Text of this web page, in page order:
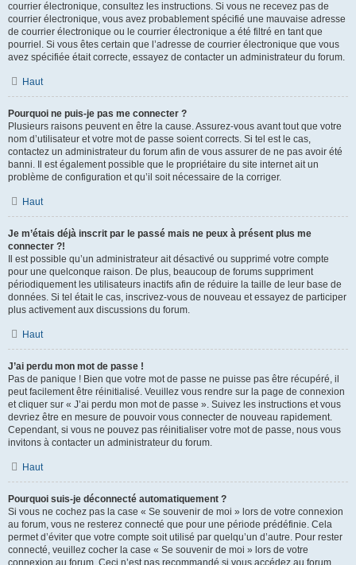
courrier électronique, consultez les instructions. Si vous ne recevez pas de
courrier électronique, vous avez probablement spécifié une mauvaise adresse
de courrier électronique ou le courrier électronique a été filtré en tant que
pourriel. Si vous êtes certain que l’adresse de courrier électronique que vous
avez spécifiée était correcte, essayez de contacter un administrateur du forum.
Haut
Pourquoi ne puis-je pas me connecter ?
Plusieurs raisons peuvent en être la cause. Assurez-vous avant tout que votre
nom d’utilisateur et votre mot de passe soient corrects. Si tel est le cas,
contactez un administrateur du forum afin de vous assurer de ne pas avoir été
banni. Il est également possible que le propriétaire du site internet ait un
problème de configuration et qu’il soit nécessaire de la corriger.
Haut
Je m’étais déjà inscrit par le passé mais ne peux à présent plus me
connecter ?!
Il est possible qu’un administrateur ait désactivé ou supprimé votre compte
pour une quelconque raison. De plus, beaucoup de forums suppriment
périodiquement les utilisateurs inactifs afin de réduire la taille de leur base de
données. Si tel était le cas, inscrivez-vous de nouveau et essayez de participer
plus activement aux discussions du forum.
Haut
J’ai perdu mon mot de passe !
Pas de panique ! Bien que votre mot de passe ne puisse pas être récupéré, il
peut facilement être réinitialisé. Veuillez vous rendre sur la page de connexion
et cliquer sur « J’ai perdu mon mot de passe ». Suivez les instructions et vous
devriez être en mesure de pouvoir vous connecter de nouveau rapidement.
Cependant, si vous ne pouvez pas réinitialiser votre mot de passe, nous vous
invitons à contacter un administrateur du forum.
Haut
Pourquoi suis-je déconnecté automatiquement ?
Si vous ne cochez pas la case « Se souvenir de moi » lors de votre connexion
au forum, vous ne resterez connecté que pour une période prédéfinie. Cela
permet d’éviter que votre compte soit utilisé par quelqu’un d’autre. Pour rester
connecté, veuillez cocher la case « Se souvenir de moi » lors de votre
connexion au forum. Ceci n’est pas recommandé si vous accédez au forum